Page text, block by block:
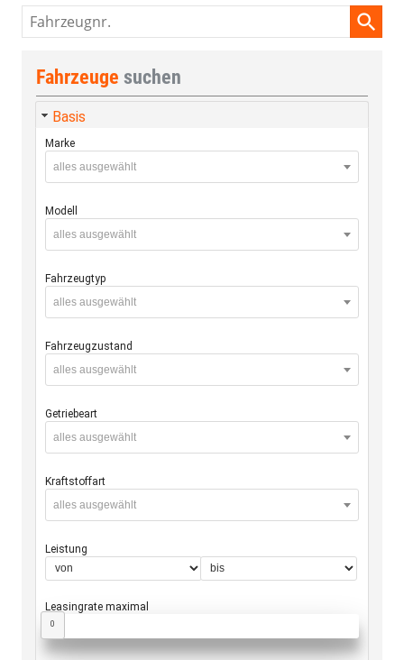
Fahrzeugnr.
Fahrzeuge suchen
Basis
Marke
alles ausgewählt
Modell
alles ausgewählt
Fahrzeugtyp
alles ausgewählt
Fahrzeugzustand
alles ausgewählt
Getriebeart
alles ausgewählt
Kraftstoffart
alles ausgewählt
Leistung
Leasingrate maximal
0